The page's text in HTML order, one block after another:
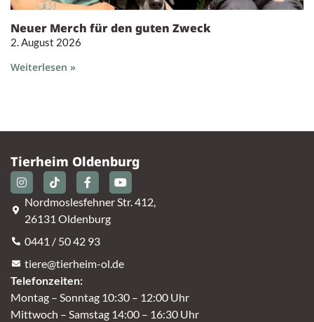
Neuer Merch für den guten Zweck
2. August 2026
Weiterlesen »
Tierheim Oldenburg
Nordmoslesfehner Str. 412,
26131 Oldenburg
0441 / 50 42 93
tiere@tierheim-ol.de
Telefonzeiten:
Montag – Sonntag 10:30 – 12:00 Uhr
Mittwoch – Samstag 14:00 – 16:30 Uhr